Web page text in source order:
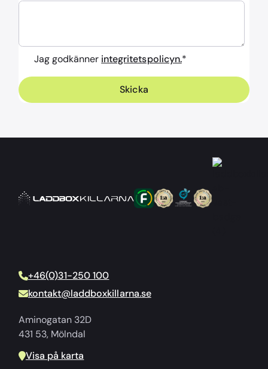
Jag godkänner integritetspolicyn.*
+46(0)31-250 100
kontakt@laddboxkillarna.se
Aminogatan 32D
431 53, Mölndal
Visa på karta